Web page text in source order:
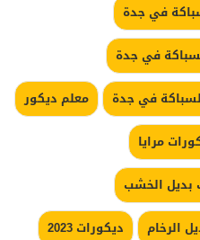
في جدة
في جدة
في جدة
معلم ديكور
مرايا
بديل الخشب
الرخام
ديكورات 2023